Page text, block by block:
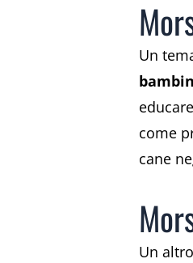
Un
come
cane
Un